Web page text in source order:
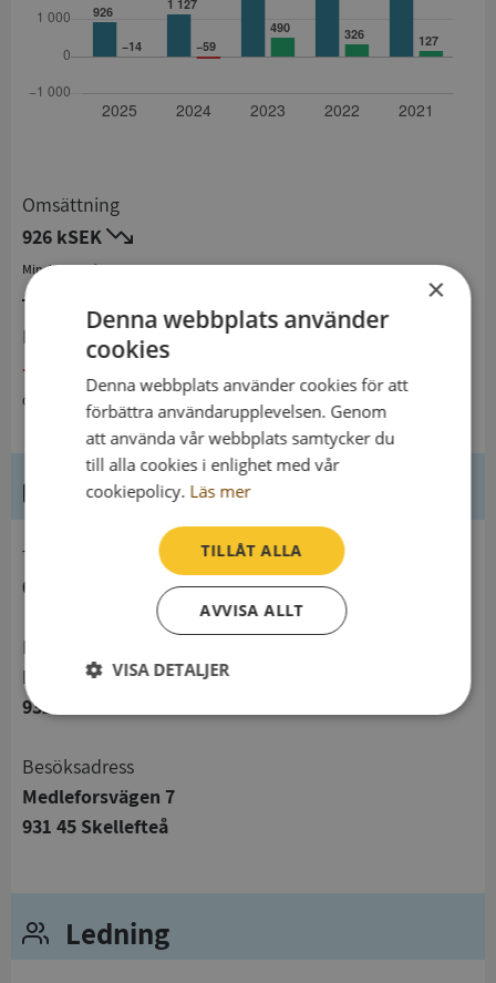
Omsättning
926 kSEK
Minskning från 2024 till 2025 med 17,8%
Resultat
- 14 kSEK
Ökning från 2024 till 2025
Kontaktuppgifter
0910212000
Medleforsvägen 7
931 45 Skellefteå
Besöksadress
Medleforsvägen 7
931 45 Skellefteå
Ledning
×
Denna webbplats använder
cookies
Denna webbplats använder cookies för att
förbättra användarupplevelsen. Genom
att använda vår webbplats samtycker du
till alla cookies i enlighet med vår
cookiepolicy. Läs mer
TILLÅT ALLA
AVVISA ALLT
VISA DETALJER
Strikt
Prestanda Inriktning
Funktioner